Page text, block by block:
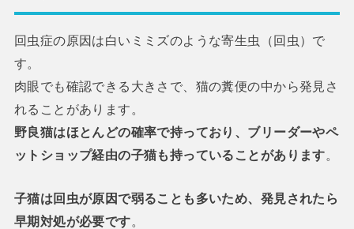
回虫症の原因は白いミミズのような寄生虫（回虫）で
す。
肉眼でも確認できる大きさで、猫の糞便の中から発見さ
れることがあります。
野良猫はほとんどの確率で持っており、ブリーダーやペ
ットショップ経由の子猫も持っていることがあります。
子猫は回虫が原因で弱ることも多いため、発見されたら
早期対処が必要です。